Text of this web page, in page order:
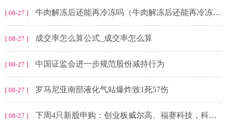
[ 08-27 ] 牛肉解冻后还能再冷冻吗（牛肉解冻后还能再冷冻吗）
[ 08-27 ] 成交率怎么算公式_成交率怎么算
[ 08-27 ] 中国证监会进一步规范股份减持行为
[ 08-27 ] 罗马尼亚南部液化气站爆炸致1死57伤
[ 08-27 ] 下周4只新股申购：创业板威尔高、福赛科技，科创板中巨芯，上交所主板热威股份